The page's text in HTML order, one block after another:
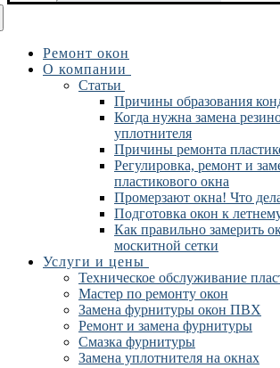
Ремонт окон
О компании
Статьи
Причины образования
Когда нужна замена
уплотнителя
Причины ремонта
Регулировка, ремонт и
пластикового окна
Промерзают окна! Что
Подготовка окон к
Как правильно замерить
москитной сетки
Услуги и цены
Техническое обслуживание
Мастер по ремонту окон
Замена фурнитуры окон ПВХ
Ремонт и замена фурнитуры
Смазка фурнитуры
Замена уплотнителя на окнах